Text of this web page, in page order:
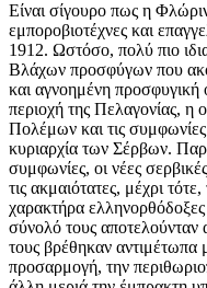
Είναι σίγουρο πως η
εμποροβιοτέχνες και
1912. Ωστόσο, πολύ πιο
Βλάχων προσφύγων που
και αγνοημένη προσφυγική
περιοχή της Πελαγονίας, η
Πολέμων και τις
κυριαρχία των Σέρβων.
συμφωνίες, οι νέες
τις ακμαιότατες, μέχρι
χαρακτήρα ελληνορθόδοξες
σύνολό τους
τους βρέθηκαν αντιμέτωπα
προσαρμογή, την